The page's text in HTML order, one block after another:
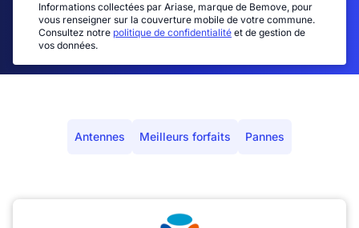
Informations collectées par Ariase, marque de Bemove, pour
vous renseigner sur la couverture mobile de votre commune.
Consultez notre politique de confidentialité et de gestion de
vos données.
Antennes Meilleurs forfaits Pannes